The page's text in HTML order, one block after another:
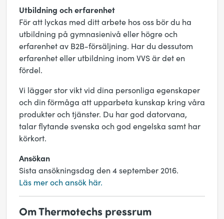
Utbildning och erfarenhet
För att lyckas med ditt arbete hos oss bör du ha
utbildning på gymnasienivå eller högre och
erfarenhet av B2B-försäljning. Har du dessutom
erfarenhet eller utbildning inom VVS är det en
fördel.
Vi lägger stor vikt vid dina personliga egenskaper
och din förmåga att upparbeta kunskap kring våra
produkter och tjänster. Du har god datorvana,
talar flytande svenska och god engelska samt har
körkort.
Ansökan
Sista ansökningsdag den 4 september 2016.
Läs mer och ansök här.
Om Thermotechs pressrum